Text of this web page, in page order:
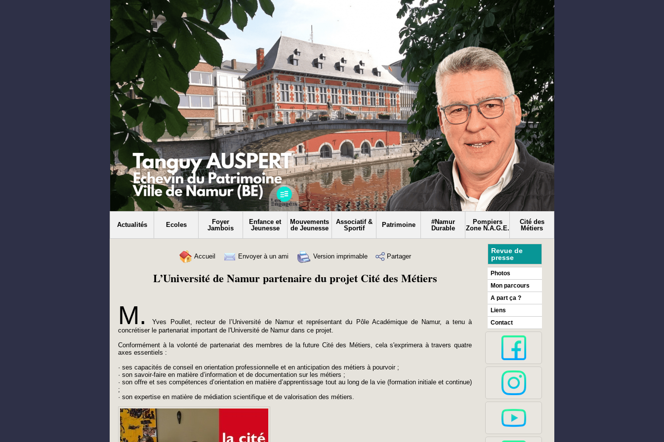
Actualités Ecoles
Foyer
Jambois
Enfance et
Jeunesse
Mouvements
de Jeunesse
Associatif &
Sportif
Patrimoine
#Namur
Durable
Pompiers
Zone N.A.G.E.
Cité des
Métiers
Accueil Envoyer à un ami Version imprimable Partager
L’Université de Namur partenaire du projet Cité des Métiers
M.
Yves Poullet, recteur de l’Université de Namur et représentant du Pôle Académique de Namur, a tenu à
concrétiser le partenariat important de l'Université de Namur dans ce projet.
Conformément à la volonté de partenariat des membres de la future Cité des Métiers, cela s'exprimera à travers quatre
axes essentiels :
· ses capacités de conseil en orientation professionnelle et en anticipation des métiers à pourvoir ;
· son savoir-faire en matière d’information et de documentation sur les métiers ;
· son offre et ses compétences d’orientation en matière d’apprentissage tout au long de la vie (formation initiale et continue)
;
· son expertise en matière de médiation scientifique et de valorisation des métiers.
Revue de
presse
Photos
Mon parcours
A part ça ?
Liens
Contact